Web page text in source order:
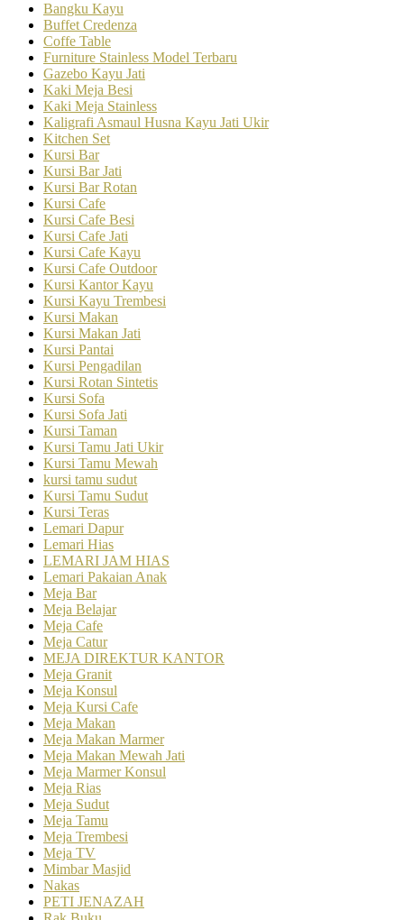
Bangku Kayu
Buffet Credenza
Coffe Table
Furniture Stainless Model Terbaru
Gazebo Kayu Jati
Kaki Meja Besi
Kaki Meja Stainless
Kaligrafi Asmaul Husna Kayu Jati Ukir
Kitchen Set
Kursi Bar
Kursi Bar Jati
Kursi Bar Rotan
Kursi Cafe
Kursi Cafe Besi
Kursi Cafe Jati
Kursi Cafe Kayu
Kursi Cafe Outdoor
Kursi Kantor Kayu
Kursi Kayu Trembesi
Kursi Makan
Kursi Makan Jati
Kursi Pantai
Kursi Pengadilan
Kursi Rotan Sintetis
Kursi Sofa
Kursi Sofa Jati
Kursi Taman
Kursi Tamu Jati Ukir
Kursi Tamu Mewah
kursi tamu sudut
Kursi Tamu Sudut
Kursi Teras
Lemari Dapur
Lemari Hias
LEMARI JAM HIAS
Lemari Pakaian Anak
Meja Bar
Meja Belajar
Meja Cafe
Meja Catur
MEJA DIREKTUR KANTOR
Meja Granit
Meja Konsul
Meja Kursi Cafe
Meja Makan
Meja Makan Marmer
Meja Makan Mewah Jati
Meja Marmer Konsul
Meja Rias
Meja Sudut
Meja Tamu
Meja Trembesi
Meja TV
Mimbar Masjid
Nakas
PETI JENAZAH